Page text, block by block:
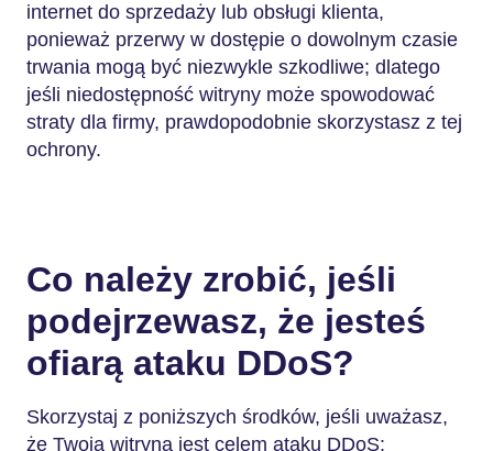
internet do sprzedaży lub obsługi klienta,
ponieważ przerwy w dostępie o dowolnym czasie
trwania mogą być niezwykle szkodliwe; dlatego
jeśli niedostępność witryny może spowodować
straty dla firmy, prawdopodobnie skorzystasz z tej
ochrony.
Co należy zrobić, jeśli
podejrzewasz, że jesteś
ofiarą ataku DDoS?
Skorzystaj z poniższych środków, jeśli uważasz,
że Twoja witryna jest celem ataku DDoS: